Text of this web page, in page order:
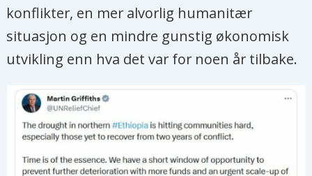
konflikter, en mer alvorlig humanitær
situasjon og en mindre gunstig økonomisk
utvikling enn hva det var for noen år tilbake.